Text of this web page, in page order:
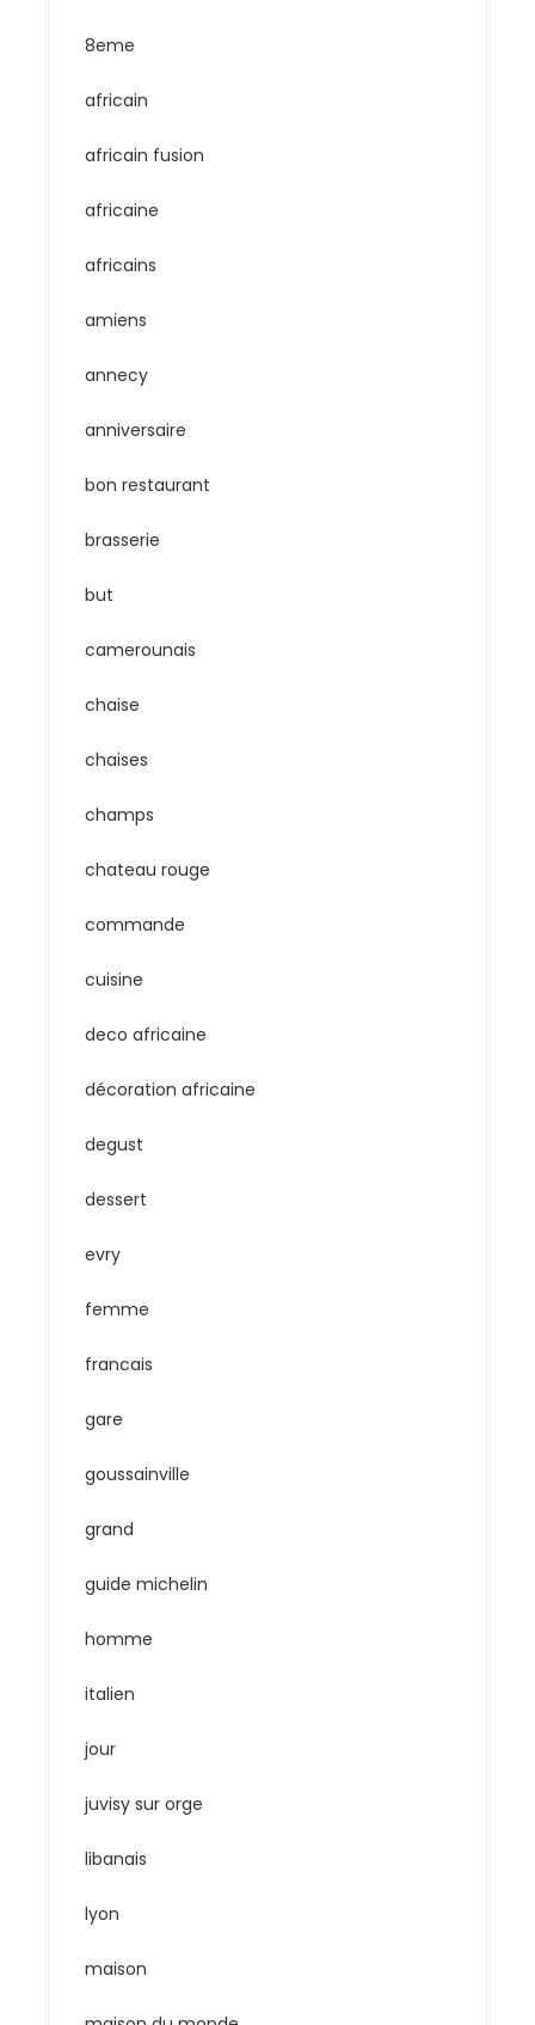
8eme
africain
africain fusion
africaine
africains
amiens
annecy
anniversaire
bon restaurant
brasserie
but
camerounais
chaise
chaises
champs
chateau rouge
commande
cuisine
deco africaine
décoration africaine
degust
dessert
evry
femme
francais
gare
goussainville
grand
guide michelin
homme
italien
jour
juvisy sur orge
libanais
lyon
maison